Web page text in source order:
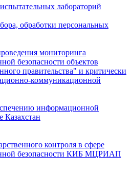
лабораторий
обработки персональных
мониторинга
безопасности объектов
правительства" и критически
коммуникационной
информационной
Казахстан
контроля в сфере
безопасности КИБ МЦРИАП